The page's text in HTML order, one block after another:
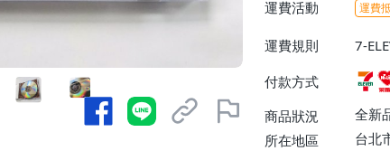
運費活動 運費
運費規則
7-
或消
付款方式
商品狀況
全新
所在地區
台北